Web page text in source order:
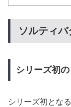
ソルティ
シリーズ初
シリーズ初とな